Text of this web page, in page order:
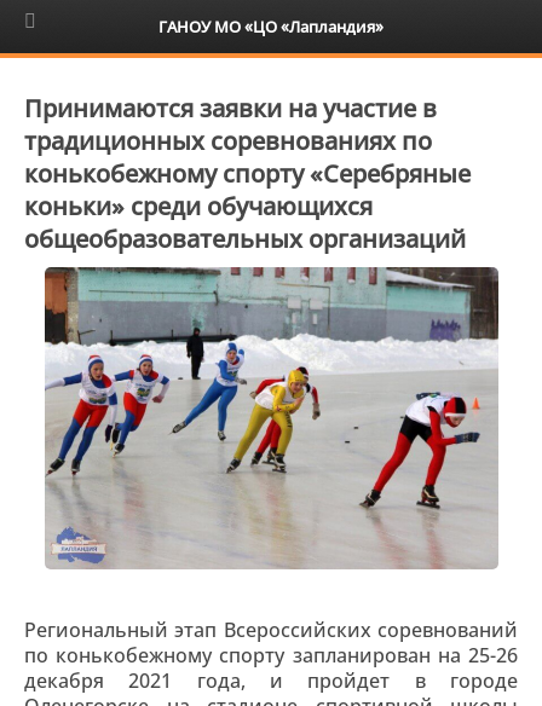
6+
Принимаются заявки на участие в
традиционных соревнованиях по
конькобежному спорту «Серебряные
коньки» среди обучающихся
общеобразовательных организаций
Региональный этап Всероссийских соревнований
по конькобежному спорту запланирован на 25-26
декабря 2021 года, и пройдет в городе
ГАНОУ МО «ЦО «Лапландия»